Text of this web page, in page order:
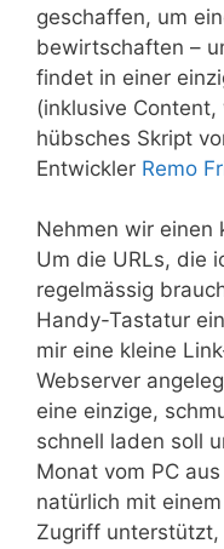
geschaffen, um
bewirtschaften –
findet in einer
(inklusive
hübsches Skript
Entwickler Remo
Nehmen wir einen
Um die URLs, die
regelmässig
Handy-Tastatur
mir eine kleine
Webserver
eine einzige,
schnell laden soll
Monat vom PC
natürlich mit
Zugriff